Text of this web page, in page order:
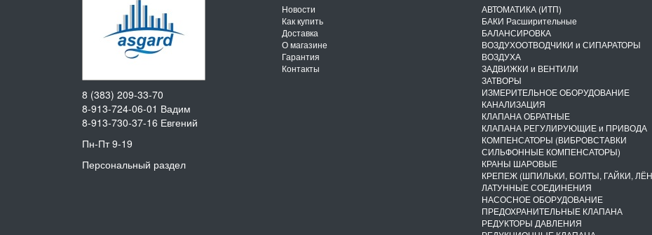
Новости
Как купить
Доставка
О магазине
Гарантия
Контакты
АВТОМАТИКА (ИТП)
БАКИ Расширительные
БАЛАНСИРОВКА
ВОЗДУХООТВОДЧИКИ и СИПАРАТОРЫ
ВОЗДУХА
ЗАДВИЖКИ и ВЕНТИЛИ
ЗАТВОРЫ
ИЗМЕРИТЕЛЬНОЕ ОБОРУДОВАНИЕ
КАНАЛИЗАЦИЯ
КЛАПАНА ОБРАТНЫЕ
КЛАПАНА РЕГУЛИРУЮЩИЕ и ПРИВОДА
КОМПЕНСАТОРЫ (ВИБРОВСТАВКИ
СИЛЬФОННЫЕ КОМПЕНСАТОРЫ)
КРАНЫ ШАРОВЫЕ
КРЕПЕЖ (ШПИЛЬКИ, БОЛТЫ, ГАЙКИ,
ЛАТУННЫЕ СОЕДИНЕНИЯ
НАСОСНОЕ ОБОРУДОВАНИЕ
ПРЕДОХРАНИТЕЛЬНЫЕ КЛАПАНА
РЕДУКТОРЫ ДАВЛЕНИЯ
8 (383) 209-33-70
8-913-724-06-01 Вадим
8-913-730-37-16 Евгений
Пн-Пт 9-19
Персональный раздел